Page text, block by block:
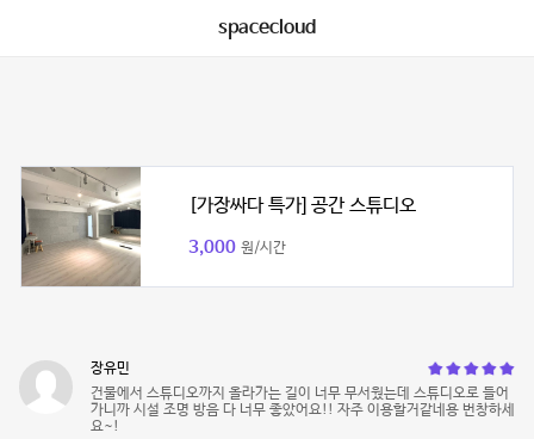
spacecloud
[가장싸다 특가] 공간 스튜디오
3,000 원/시간
장유민
건물에서 스튜디오까지 올라가는 길이 너무 무서웠는데 스튜디오로 들어
가니까 시설 조명 방음 다 너무 좋았어요!! 자주 이용할거같네용 번창하세
요~!